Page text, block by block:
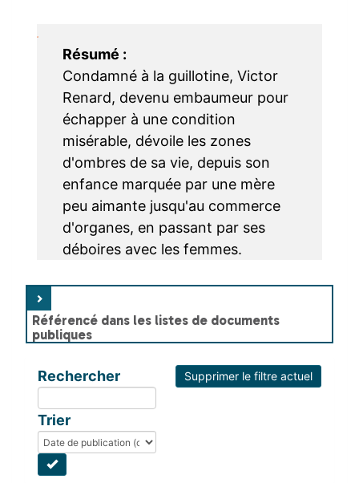
Les formations
Le catalogue
Recherche détaillée
Les nouveautés
Les nouveautés par support
Les sélections
Les coups de cœurs
Recherche par genre
Les tutos
Les ressources numériques
Auto-formation
Liseuses et tablettes
Résumé :
Condamné à la guillotine, Victor
Renard, devenu embaumeur pour
échapper à une condition
misérable, dévoile les zones
d'ombres de sa vie, depuis son
enfance marquée par une mère
peu aimante jusqu'au commerce
d'organes, en passant par ses
déboires avec les femmes.
Référencé dans les listes de documents
publiques
Supprimer le filtre actuel
Rechercher
Trier